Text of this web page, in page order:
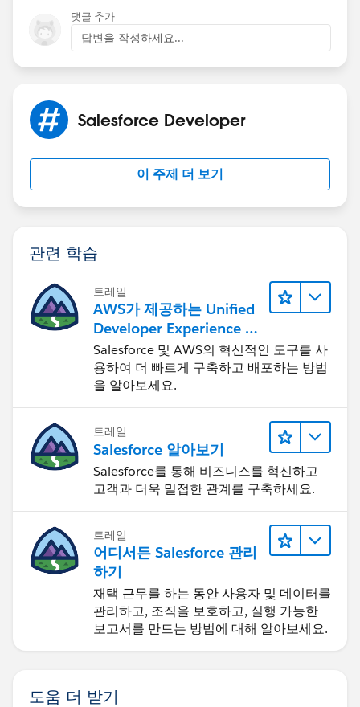
댓글 추가
답변을 작성하세요...
Salesforce Developer
이 주제 더 보기
관련 학습
트레일
AWS가 제공하는 Unified
Developer Experience 둘
러보기
Salesforce 및 AWS의 혁신적인 도구를 사
용하여 더 빠르게 구축하고 배포하는 방법
을 알아보세요.
트레일
Salesforce 알아보기
Salesforce를 통해 비즈니스를 혁신하고
고객과 더욱 밀접한 관계를 구축하세요.
트레일
어디서든 Salesforce 관리
하기
재택 근무를 하는 동안 사용자 및 데이터를
관리하고, 조직을 보호하고, 실행 가능한
보고서를 만드는 방법에 대해 알아보세요.
도움 더 받기